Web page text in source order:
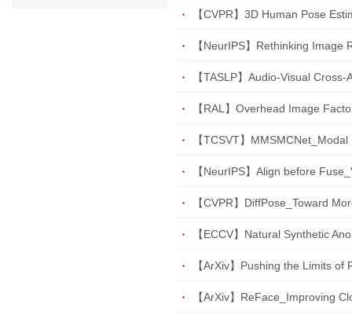
【CVPR】3D Human Pose
【NeurIPS】Rethinking
【TASLP】Audio-Visual
【RAL】Overhead Image
【CVPR】DiffPose_Toward
【ECCV】Natural Synthetic
【ArXiv】Pushing the Limits
【ArXiv】ReFace_Improving